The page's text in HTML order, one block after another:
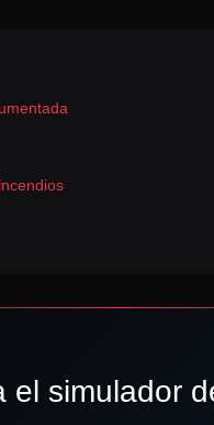
el simulador